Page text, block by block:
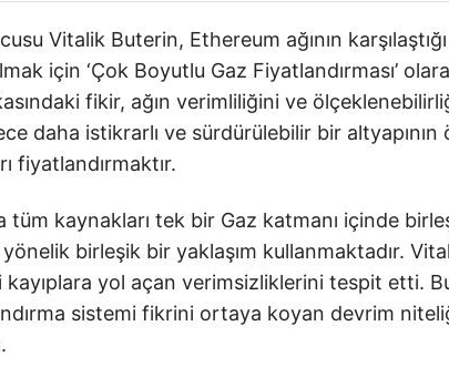
Vitalik Buterin, Ethereum ağının
için ‘Çok Boyutlu Gaz Fiyatlandırması’
fikir, ağın verimliliğini ve
daha istikrarlı ve sürdürülebilir bir altyapının
fiyatlandırmaktır.
tüm kaynakları tek bir Gaz katmanı içinde
yönelik birleşik bir yaklaşım kullanmaktadır.
kayıplara yol açan verimsizliklerini tespit etti.
sistemi fikrini ortaya koyan devrim